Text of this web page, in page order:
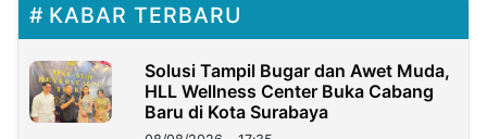
KABAR TERBARU
Solusi Tampil Bugar dan Awet Muda,
HLL Wellness Center Buka Cabang
Baru di Kota Surabaya